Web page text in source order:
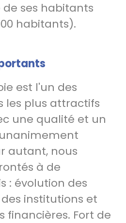
ses habitants
habitants).
est l'un des
les plus attractifs
une qualité et un
autant, nous
à de
: évolution des
institutions et
financières. Fort de